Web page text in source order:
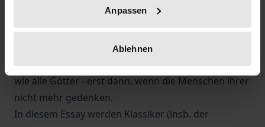
Anpassen
Ablehnen
Wiederholung eines immer gleichen Sinns als
vielmehr durch Kritik und Produktion
unterschiedlicher Gedanken angeregt. Klassiker
sind deshalb auch nicht 'widerlegbar'. Sie sterben -
wie alle Götter - erst dann, wenn die Menschen ihrer
nicht mehr gedenken.
In diesem Essay werden Klassiker (insb. der